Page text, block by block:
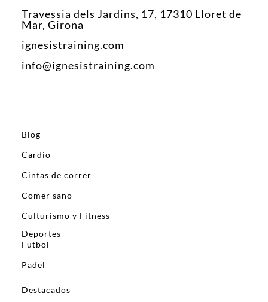
Travessia dels Jardins, 17, 17310 Lloret de
Mar, Girona
ignesistraining.com
info@ignesistraining.com
Blog
Cardio
Cintas de correr
Comer sano
Culturismo y Fitness
Deportes
Futbol
Padel
Destacados